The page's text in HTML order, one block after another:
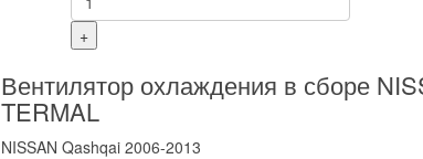
+
Вентилятор охлаждения в сборе
TERMAL
NISSAN Qashqai 2006-2013